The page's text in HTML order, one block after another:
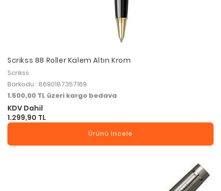
Scrikss 88 Roller Kalem Altın Krom
Scrikss
Barkodu : 8690187357169
1.500,00 TL üzeri kargo bedava
KDV Dahil
1.299,90 TL
Ürünü İncele